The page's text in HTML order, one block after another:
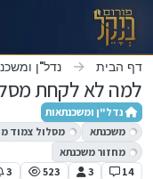
דילוג לתוכן
דף הבית נדל"ן
למה לא לקחת
נדל"ן ומשכנתאות
משכנתא
מסלול צמוד
מחזור משכנתא
14
3
523
3